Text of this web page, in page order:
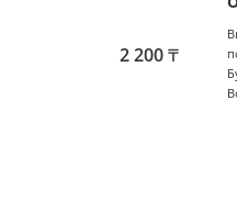
2 200₸